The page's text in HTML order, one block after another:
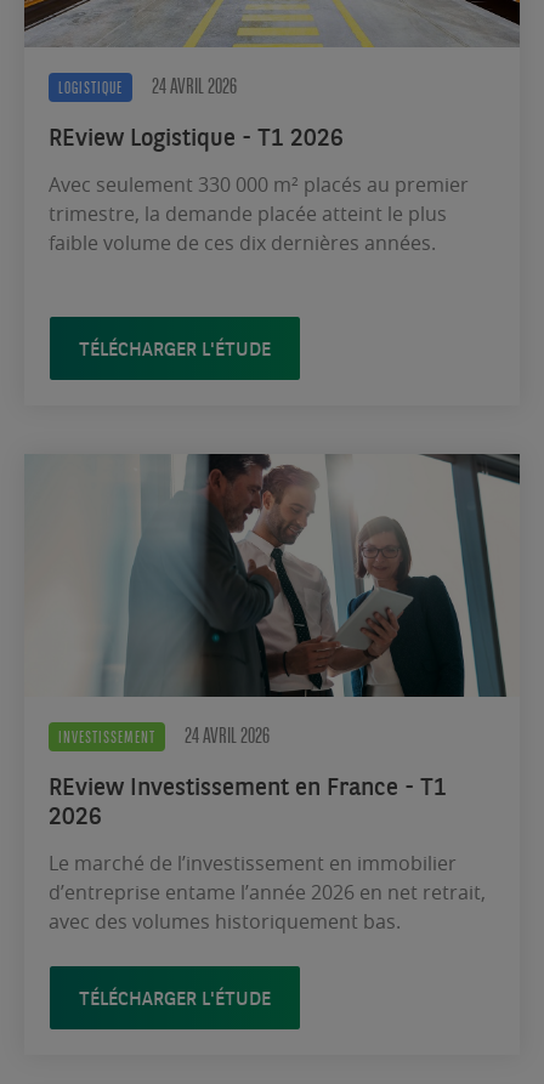
LOGISTIQUE 24 AVRIL 2026
REview Logistique - T1 2026
Avec seulement 330 000 m² placés au premier
trimestre, la demande placée atteint le plus
faible volume de ces dix dernières années.
TÉLÉCHARGER L'ÉTUDE
INVESTISSEMENT 24 AVRIL 2026
REview Investissement en France - T1
2026
Le marché de l’investissement en immobilier
d’entreprise entame l’année 2026 en net retrait,
avec des volumes historiquement bas.
TÉLÉCHARGER L'ÉTUDE